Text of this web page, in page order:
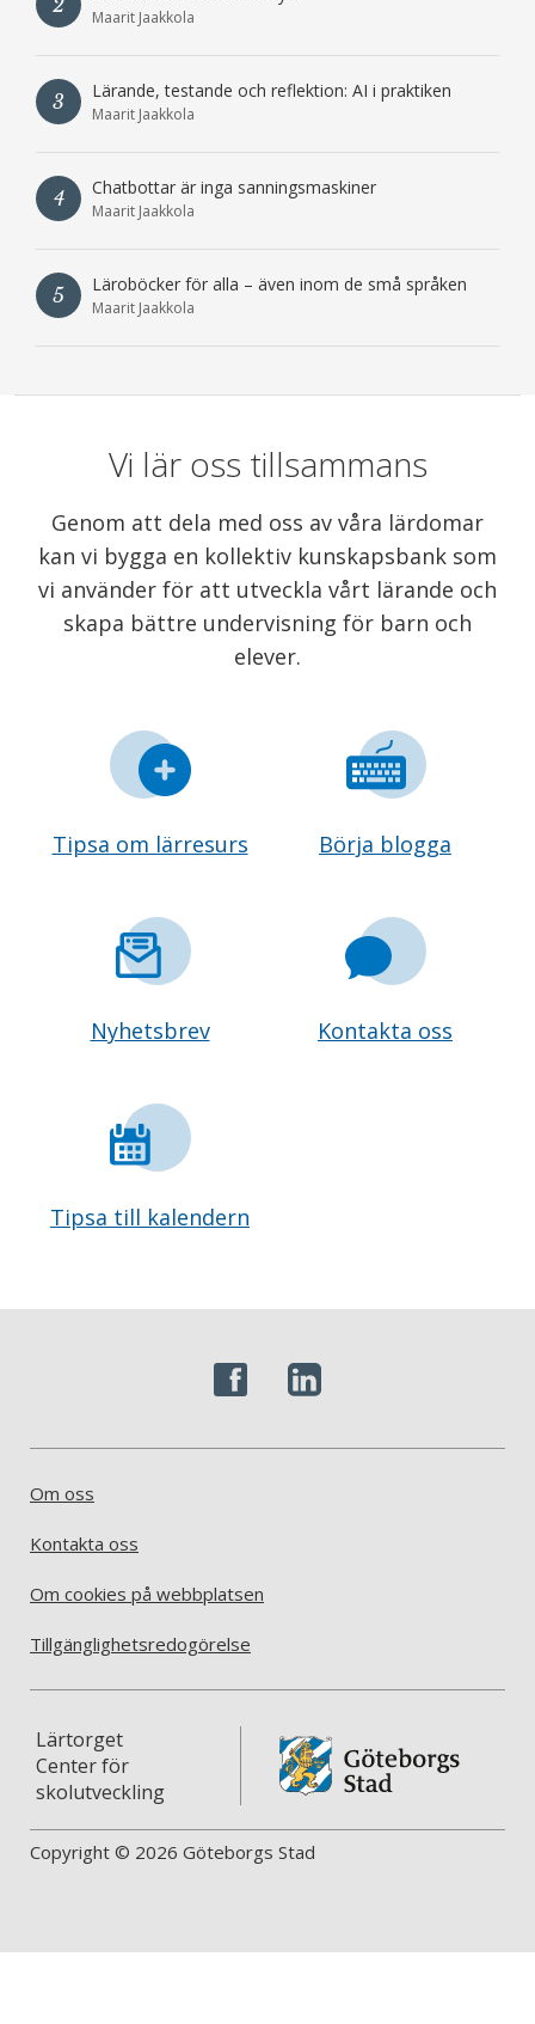
2
Maarit Jaakkola
3 Lärande, testande och reflektion: AI i praktiken
Maarit Jaakkola
4 Chatbottar är inga sanningsmaskiner
Maarit Jaakkola
5 Läroböcker för alla – även inom de små språken
Maarit Jaakkola
Vi lär oss tillsammans
Genom att dela med oss av våra lärdomar
kan vi bygga en kollektiv kunskapsbank som
vi använder för att utveckla vårt lärande och
skapa bättre undervisning för barn och
elever.
Tipsa om lärresurs Börja blogga
Nyhetsbrev Kontakta oss
Tipsa till kalendern
Om oss
Kontakta oss
Om cookies på webbplatsen
Tillgänglighetsredogörelse
Lärtorget
Center för
skolutveckling
Copyright © 2026 Göteborgs Stad